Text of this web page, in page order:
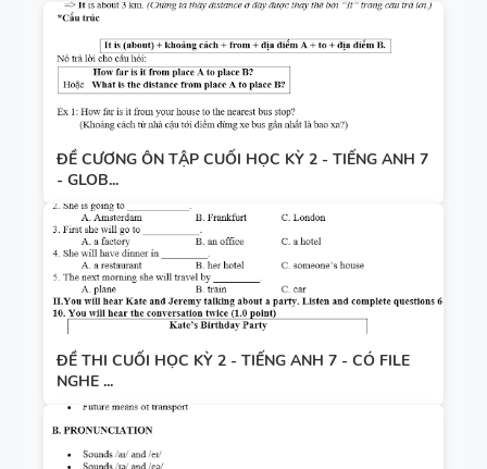
ĐỀ CƯƠNG ÔN TẬP CUỐI HỌC KỲ 2 - TIẾNG ANH 7
- GLOB...
ĐỀ THI CUỐI HỌC KỲ 2 - TIẾNG ANH 7 - CÓ FILE
NGHE ...